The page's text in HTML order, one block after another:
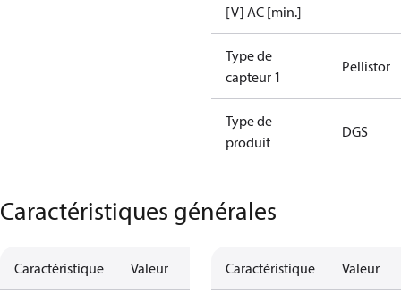
[V] AC [min.]
Type de
capteur 1
Pellistor
Type de
produit
DGS
Caractéristiques générales
Caractéristique Valeur Caractéristique Valeur